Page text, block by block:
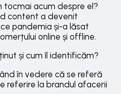
tocmai acum despre el?
content a devenit
pandemia și-a lăsat
online și offline.
și cum îl identificăm?
în vedere că se referă
referire la brandul afacerii